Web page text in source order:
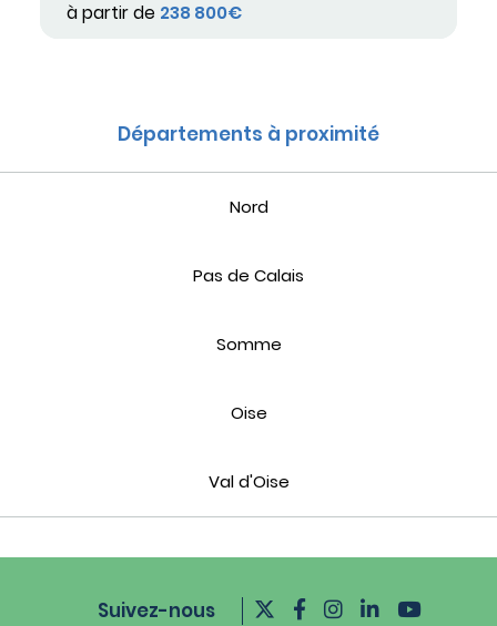
à partir de 238 800€
Départements à proximité
Nord
Pas de Calais
Somme
Oise
Val d'Oise
Suivez-nous